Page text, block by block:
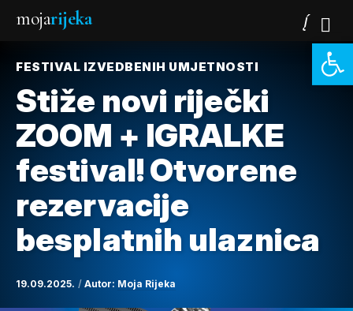
mojarijeka
FESTIVAL IZVEDBENIH UMJETNOSTI
Stiže novi riječki
ZOOM + IGRALKE
festival! Otvorene
rezervacije
besplatnih ulaznica
19.09.2025. Autor: Moja Rijeka